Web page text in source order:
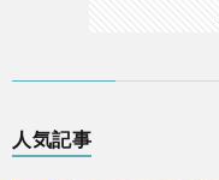
人気記事